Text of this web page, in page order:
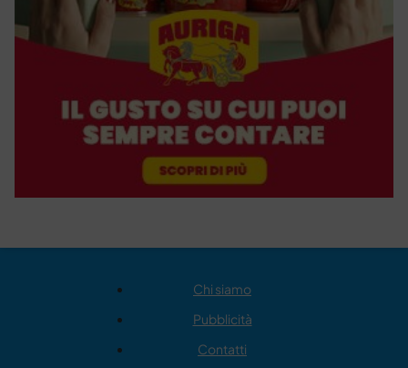
Chi siamo
Pubblicità
Contatti